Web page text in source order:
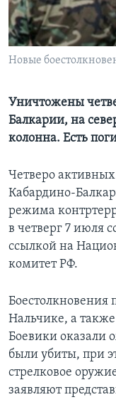
Learning English
СОЦИАЛЬНЫЕ СЕТИ
Языки
Новые
Уничтожены
Балкарии, на
колонна. Есть
Четверо
Кабардино-
режима
в четверг 7 июля
ссылкой на
комитет РФ.
Боестолкновения
Нальчике, а
Боевики оказали
были убиты, при
стрелковое
заявляют